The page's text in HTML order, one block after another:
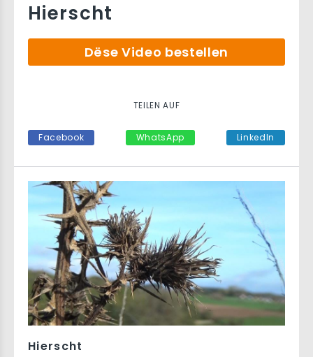
Hierscht
Hierscht
Dëse Video bestellen
TEILEN AUF
Facebook WhatsApp LinkedIn